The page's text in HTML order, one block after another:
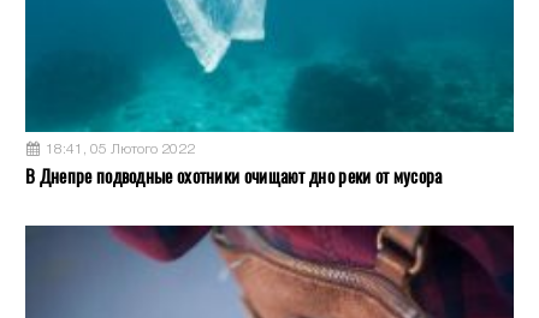
18:41, 05 Лютого 2022
В Днепре подводные охотники очищают дно реки от мусора